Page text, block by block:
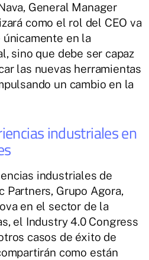
General Manager
como el rol del CEO va
en la
sino que debe ser capaz
las nuevas herramientas
un cambio en la
industriales en
industriales de
Partners, Grupo Agora,
en el sector de la
el Industry 4.0 Congress
casos de éxito de
como están